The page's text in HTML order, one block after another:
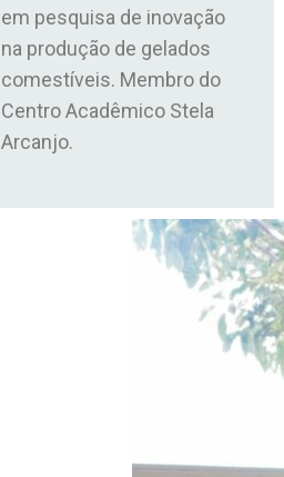
em pesquisa de inovação
na produção de gelados
comestíveis. Membro do
Centro Acadêmico Stela
Arcanjo.